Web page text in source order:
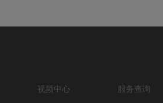
视频中心
服务查询